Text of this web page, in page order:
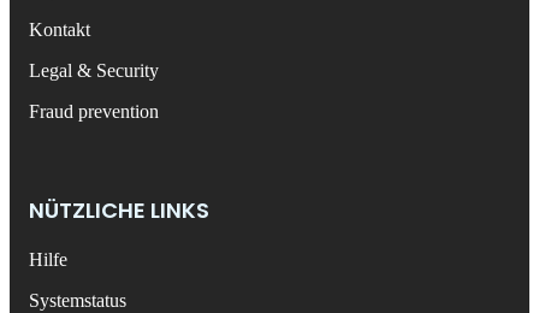
Kontakt
Legal & Security
Fraud prevention
NÜTZLICHE LINKS
Hilfe
Systemstatus